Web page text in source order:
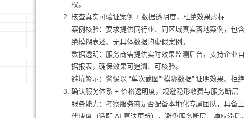
权。
核查真实可验证案例 + 数据透明度，杜绝效果虚标
案例核验：要求提供同行业、同区域真实落地案例，包
绝模糊表述、无具体数据的虚假案例。
数据透明：服务商需提供实时效果监测后台，支持企业
据报表，确保效果可追溯、可核验。
避坑警示：警惕以 “单次截图”“模糊数据” 证明效果、
确认服务体系 + 价格透明度，规避隐形收费与服务断层
服务能力：考察服务商是否配备本地化专属团队，具备
代速度（适配 AI 算法更新），避免服务断层、响应滞后。